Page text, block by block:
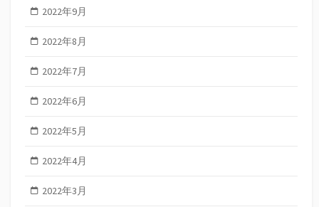
2022年9月
2022年8月
2022年7月
2022年6月
2022年5月
2022年4月
2022年3月